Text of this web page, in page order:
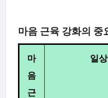
마음 근육 강화의 중
마
음
근
일